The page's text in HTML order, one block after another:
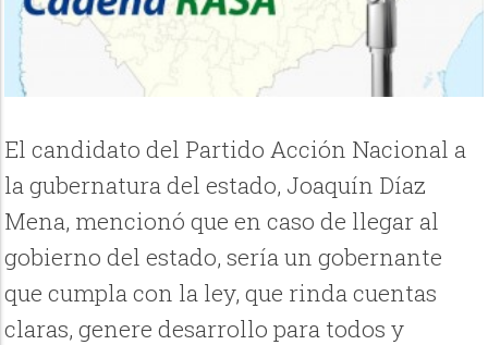
El candidato del Partido Acción Nacional a
la gubernatura del estado, Joaquín Díaz
Mena, mencionó que en caso de llegar al
gobierno del estado, sería un gobernante
que cumpla con la ley, que rinda cuentas
claras, genere desarrollo para todos y